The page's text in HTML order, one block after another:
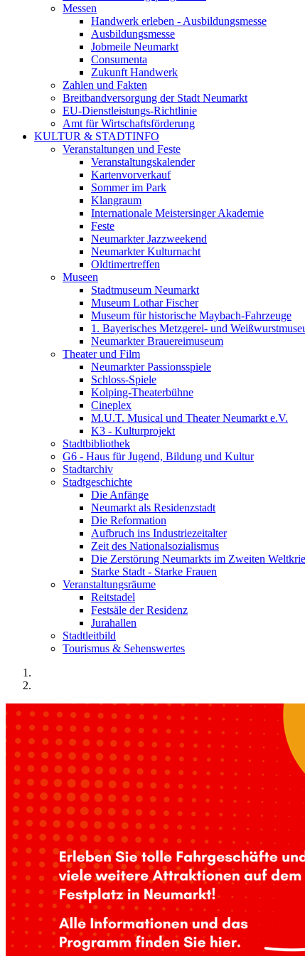
Messen
Handwerk erleben - Ausbildungsmesse
Ausbildungsmesse
Jobmeile Neumarkt
Consumenta
Zukunft Handwerk
Zahlen und Fakten
Breitbandversorgung der Stadt Neumarkt
EU-Dienstleistungs-Richtlinie
Amt für Wirtschaftsförderung
KULTUR & STADTINFO
Veranstaltungen und Feste
Veranstaltungskalender
Kartenvorverkauf
Sommer im Park
Klangraum
Internationale Meistersinger Akademie
Feste
Neumarkter Jazzweekend
Neumarkter Kulturnacht
Oldtimertreffen
Museen
Stadtmuseum Neumarkt
Museum Lothar Fischer
Museum für historische Maybach-Fahrzeuge
1. Bayerisches Metzgerei- und
Neumarkter Brauereimuseum
Theater und Film
Neumarkter Passionsspiele
Schloss-Spiele
Kolping-Theaterbühne
Cineplex
M.U.T. Musical und Theater Neumarkt e.V.
K3 - Kulturprojekt
Stadtbibliothek
G6 - Haus für Jugend, Bildung und Kultur
Stadtarchiv
Stadtgeschichte
Die Anfänge
Neumarkt als Residenzstadt
Die Reformation
Aufbruch ins Industriezeitalter
Zeit des Nationalsozialismus
Die Zerstörung Neumarkts im Zweiten
Starke Stadt - Starke Frauen
Veranstaltungsräume
Reitstadel
Festsäle der Residenz
Jurahallen
Stadtleitbild
Tourismus & Sehenswertes